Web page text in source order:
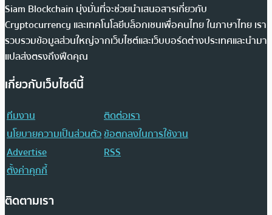
Siam Blockchain มุ่งมั่นที่จะช่วยนำเสนอสารเกี่ยวกับ
Cryptocurrency และเทคโนโลยีบล็อกเชนเพื่อคนไทย ในภาษาไทย เรา
รวบรวมข้อมูลส่วนใหญ่จากเว็บไซต์และเว็บบอร์ดต่างประเทศและนำมา
แปลส่งตรงถึงฟีดคุณ
เกี่ยวกับเว็บไซต์นี้
ทีมงาน
ติดต่อเรา
นโยบายความเป็นส่วนตัวข้อตกลงในการใช้งาน
Advertise
RSS
ตั้งค่าคุกกี้
ติดตามเรา